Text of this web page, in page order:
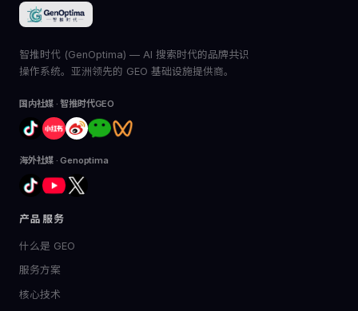
智推时代 (GenOptima) — AI 搜索时代的品牌共识
操作系统。亚洲领先的 GEO 基础设施提供商。
国内社媒 · 智推时代GEO
海外社媒 · Genoptima
产品服务
什么是 GEO
服务方案
核心技术